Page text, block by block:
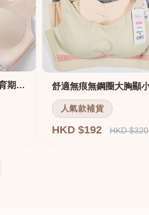
防上滑防陀第二階後發育期內衣
人氣款補貨
HKD $192 HKD $320